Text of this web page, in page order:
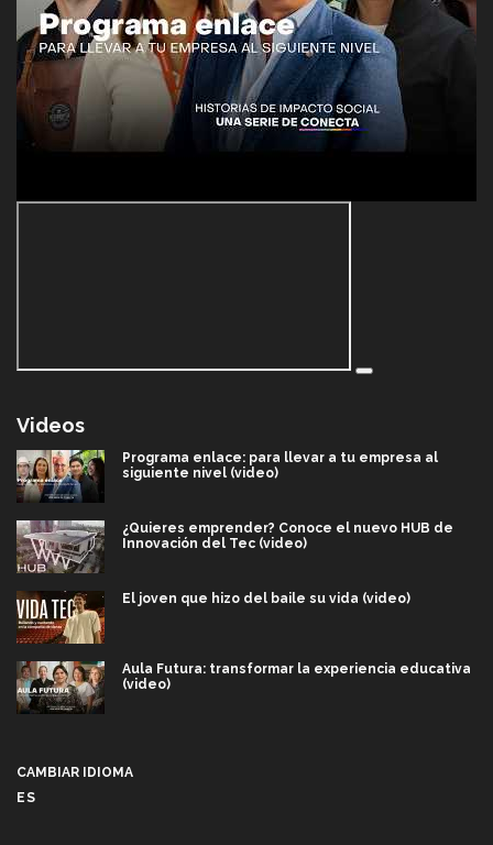
Videos
Programa enlace: para llevar a tu empresa al
siguiente nivel (video)
¿Quieres emprender? Conoce el nuevo HUB de
Innovación del Tec (video)
El joven que hizo del baile su vida (video)
Aula Futura: transformar la experiencia educativa
(video)
CAMBIAR IDIOMA
ES